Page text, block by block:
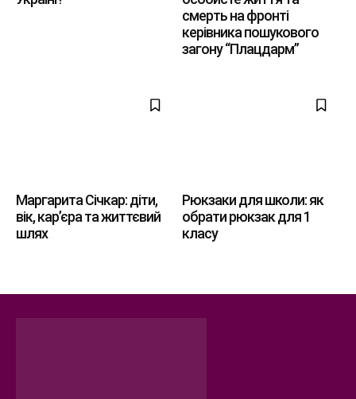
смерть на фронті
керівника пошукового
загону “Плацдарм”
Маргарита Січкар: діти,
вік, кар’єра та життєвий
шлях
Рюкзаки для школи: як
обрати рюкзак для 1
класу